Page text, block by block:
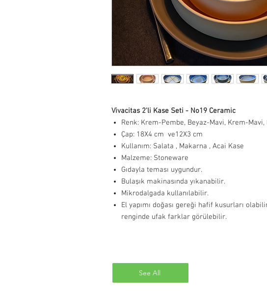
Vivacitas 2'li Kase Seti - No19 Ceramic
Renk: Krem-Pembe, Beyaz-Mavi, Krem-Mavi,
Çap: 18X4 cm ve12X3 cm
Kullanım: Salata , Makarna , Acai Kase
Malzeme: Stoneware
Gıdayla teması uygundur.
Bulaşık makinasında yıkanabilir.
Mikrodalgada kullanılabilir.
El yapımı doğası gereği hafif kusurları
renginde ufak farklar görülebilir.
See All